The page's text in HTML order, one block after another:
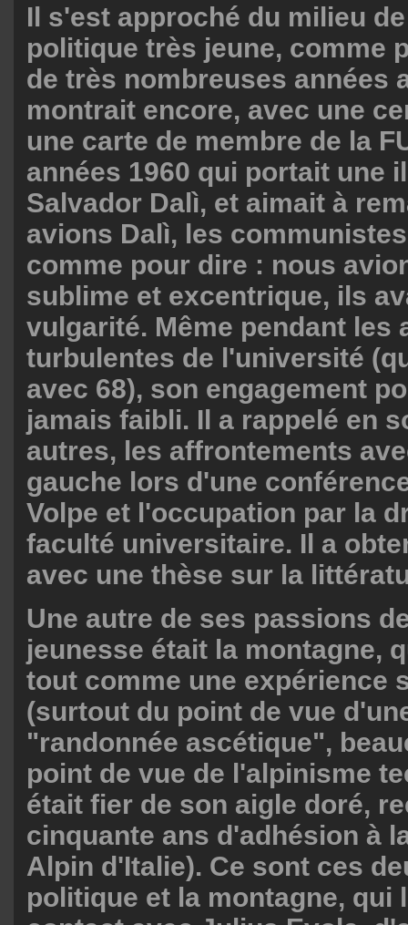
Il s'est approché du milieu
politique très jeune, comme
de très nombreuses années
montrait encore, avec une
une carte de membre de la
années 1960 qui portait une
Salvador Dalì, et aimait à
avions Dalì, les
comme pour dire : nous
sublime et excentrique, ils
vulgarité. Même pendant les
turbulentes de l'université
avec 68), son engagement
jamais faibli. Il a rappelé en
autres, les affrontements
gauche lors d'une
Volpe et l'occupation par la
faculté universitaire. Il a
avec une thèse sur la
Une autre de ses passions
jeunesse était la montagne,
tout comme une expérience
(surtout du point de vue
"randonnée ascétique",
point de vue de l'alpinisme
était fier de son aigle doré,
cinquante ans d'adhésion à
Alpin d'Italie). Ce sont ces
politique et la montagne, qui